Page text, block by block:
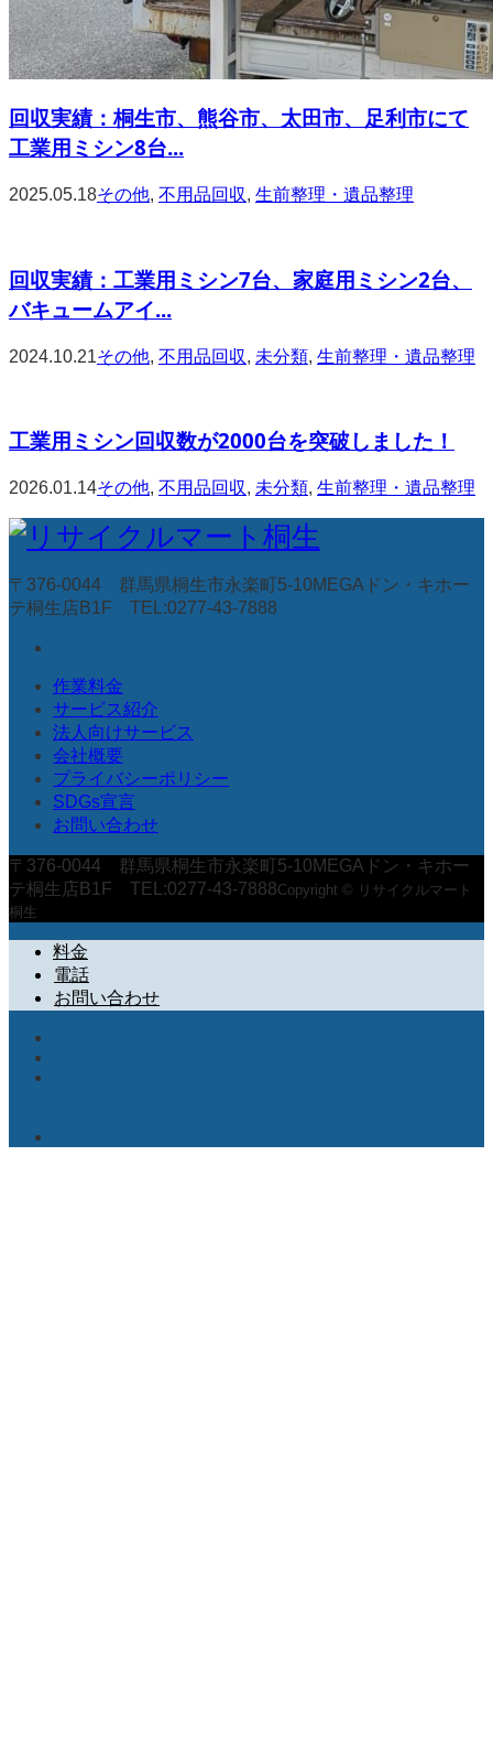
回収実績：桐生市、熊谷市、太田市、足利市にて
工業用ミシン8台...
2025.05.18その他, 不用品回収, 生前整理・遺品整理
回収実績：工業用ミシン7台、家庭用ミシン2台、
バキュームアイ...
2024.10.21その他, 不用品回収, 未分類, 生前整理・遺品整理
工業用ミシン回収数が2000台を突破しました！
2026.01.14その他, 不用品回収, 未分類, 生前整理・遺品整理
〒376-0044 群馬県桐生市永楽町5-10MEGAドン・キホー
テ桐生店B1F TEL:0277-43-7888
作業料金
サービス紹介
法人向けサービス
会社概要
プライバシーポリシー
SDGs宣言
お問い合わせ
〒376-0044 群馬県桐生市永楽町5-10MEGAドン・キホー
テ桐生店B1F TEL:0277-43-7888Copyright © リサイクルマート
桐生
料金
電話
お問い合わせ